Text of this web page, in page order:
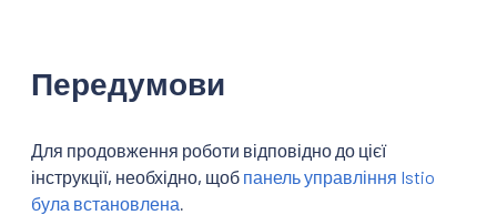
Передумови
Для продовження роботи відповідно до цієї
інструкції, необхідно, щоб панель управління Istio
була встановлена